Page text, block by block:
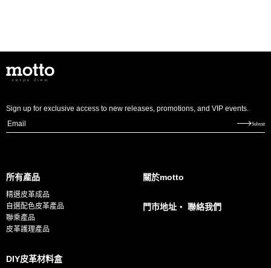
Sign up for exclusive access to new releases, promotions, and VIP events.
E
l
*
Submit
所有產品
精選皮革成品
自選配色皮革產品
聯乘產品
皮革護理產品
DIY皮革材料盒
關於motto
門市地址・ 聯絡我們